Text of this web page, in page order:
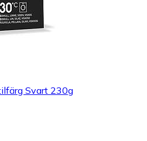
Svart 230g